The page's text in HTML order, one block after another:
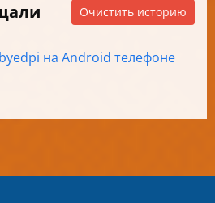
Очистить историю
на Android телефоне